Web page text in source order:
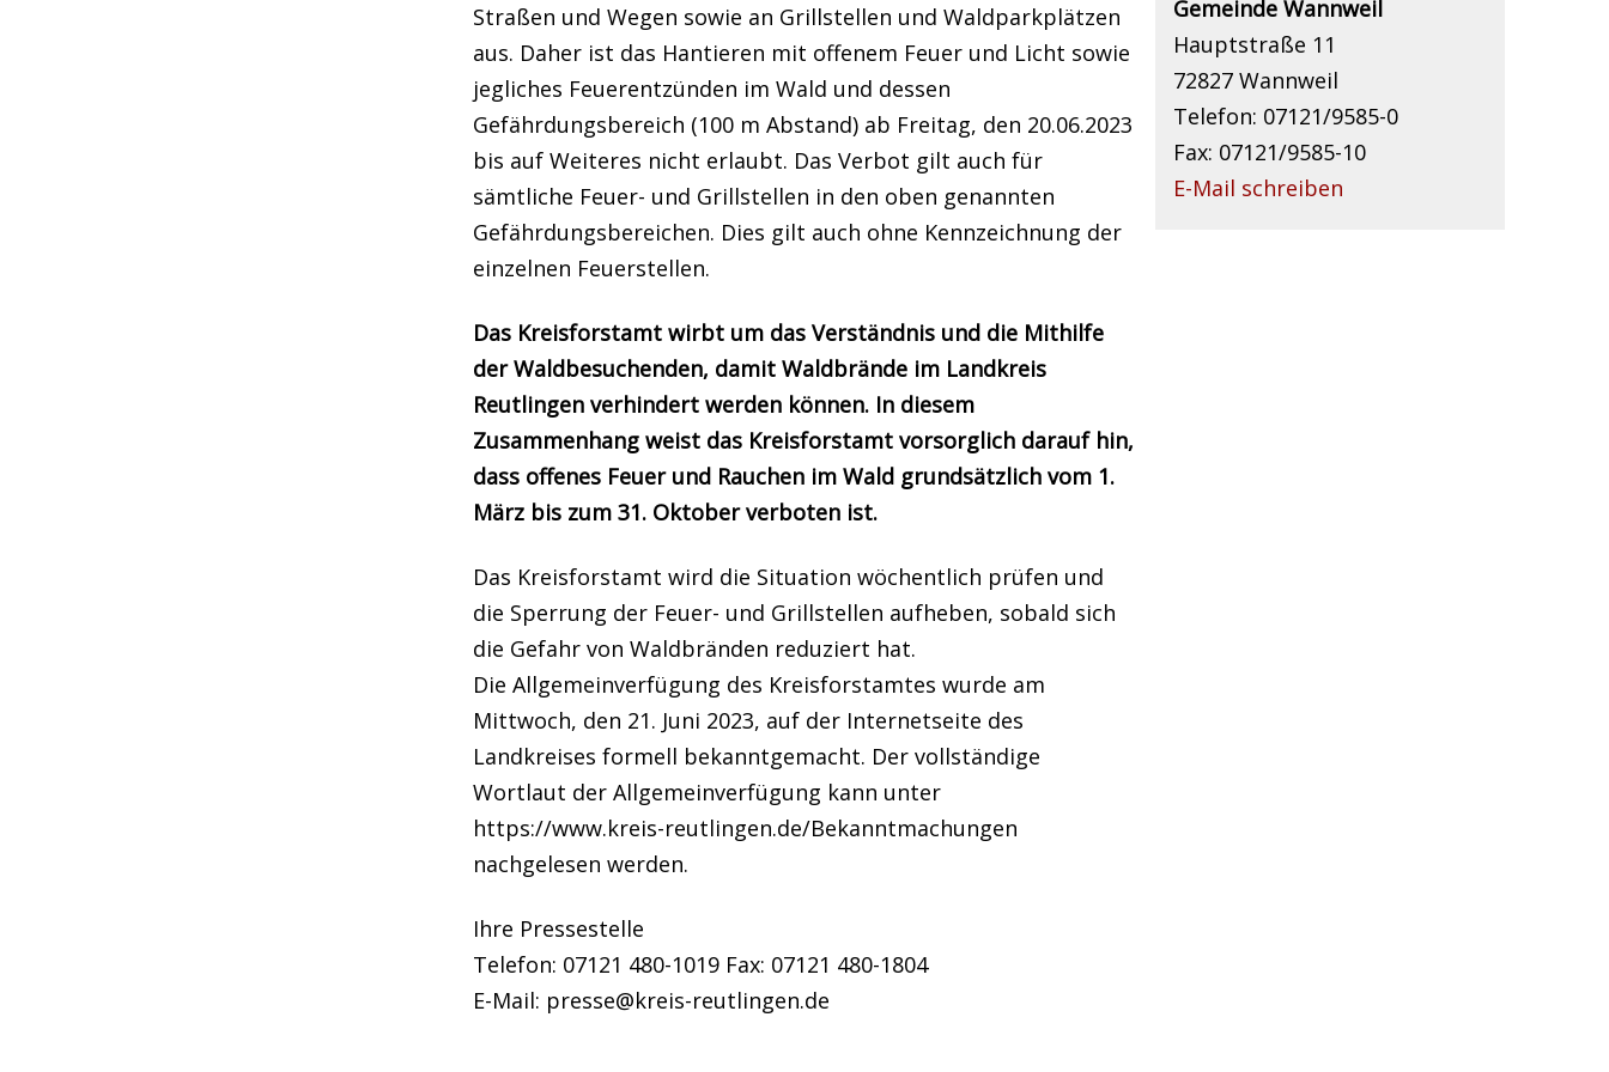
Straßen und Wegen sowie an Grillstellen und Waldparkplätzen
aus. Daher ist das Hantieren mit offenem Feuer und Licht sowie
jegliches Feuerentzünden im Wald und dessen
Gefährdungsbereich (100 m Abstand) ab Freitag, den 20.06.2023
bis auf Weiteres nicht erlaubt. Das Verbot gilt auch für
sämtliche Feuer- und Grillstellen in den oben genannten
Gefährdungsbereichen. Dies gilt auch ohne Kennzeichnung der
einzelnen Feuerstellen.
Das Kreisforstamt wirbt um das Verständnis und die Mithilfe
der Waldbesuchenden, damit Waldbrände im Landkreis
Reutlingen verhindert werden können. In diesem
Zusammenhang weist das Kreisforstamt vorsorglich darauf hin,
dass offenes Feuer und Rauchen im Wald grundsätzlich vom 1.
März bis zum 31. Oktober verboten ist.
Das Kreisforstamt wird die Situation wöchentlich prüfen und
die Sperrung der Feuer- und Grillstellen aufheben, sobald sich
die Gefahr von Waldbränden reduziert hat.
Die Allgemeinverfügung des Kreisforstamtes wurde am
Mittwoch, den 21. Juni 2023, auf der Internetseite des
Landkreises formell bekanntgemacht. Der vollständige
Wortlaut der Allgemeinverfügung kann unter
https://www.kreis-reutlingen.de/Bekanntmachungen
nachgelesen werden.
Ihre Pressestelle
Telefon: 07121 480-1019 Fax: 07121 480-1804
E-Mail: presse@kreis-reutlingen.de
Gemeinde Wannweil
Hauptstraße 11
72827 Wannweil
Telefon: 07121/9585-0
Fax: 07121/9585-10
E-Mail schreiben